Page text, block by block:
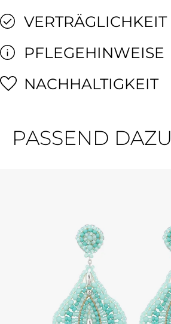
VERTRÄGLICHKEIT
PFLEGEHINWEISE
NACHHALTIGKEIT
PASSEND DAZU